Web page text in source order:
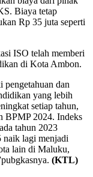
Biaya tetap
Rp 35 juta seperti
ISO telah memberi
di Kota Ambon.
dan
yang lebih
setiap tahun,
BPMP 2024. Indeks
tahun 2023
naik lagi menjadi
lain di Maluku,
(KTL)